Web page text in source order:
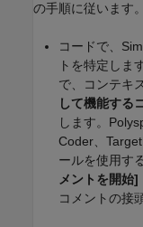
の手順に従います。
コードで、
トを特定しま
で、コンテキ
して機能する
します。
Coder 、
ールを使用す
メントを開始]
コメントの接